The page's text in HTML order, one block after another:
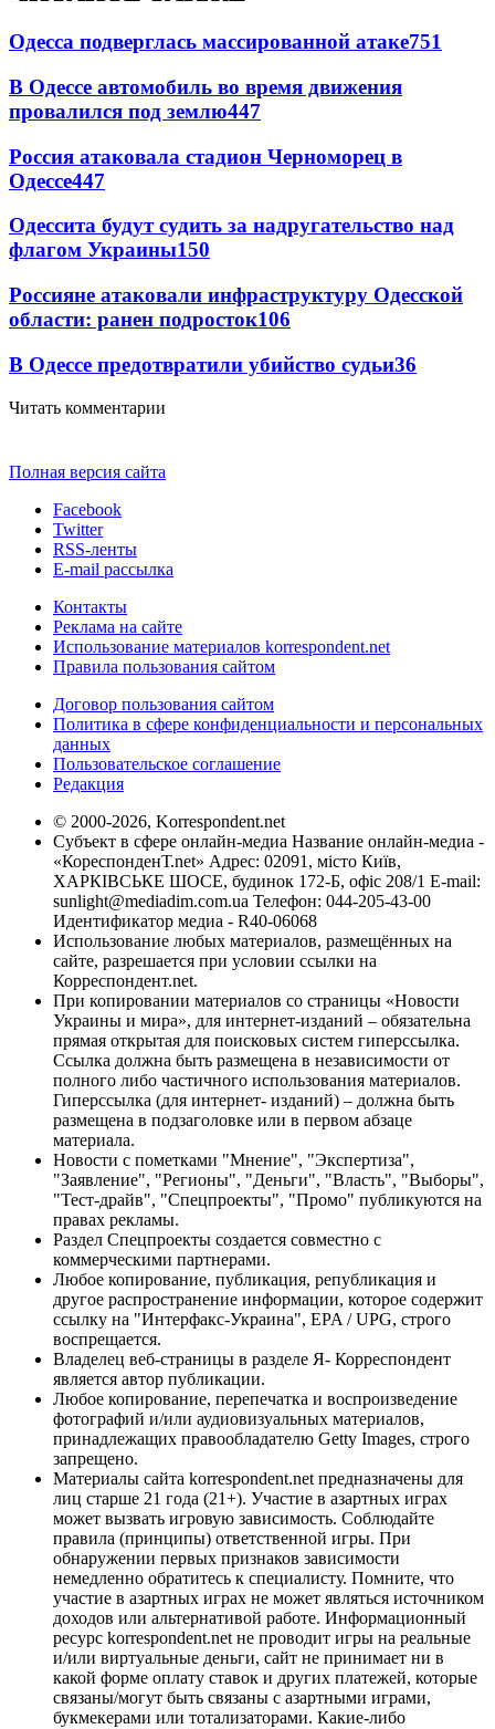
Одесса подверглась массированной атаке751
В Одессе автомобиль во время движения
провалился под землю447
Россия атаковала стадион Черноморец в
Одессе447
Одессита будут судить за надругательство над
флагом Украины150
Россияне атаковали инфраструктуру Одесской
области: ранен подросток106
В Одессе предотвратили убийство судьи36
Читать комментарии
Полная версия сайта
Facebook
Twitter
RSS-ленты
E-mail рассылка
Контакты
Реклама на сайте
Использование материалов korrespondent.net
Правила пользования сайтом
Договор пользования сайтом
Политика в сфере конфиденциальности и персональных
данных
Пользовательское соглашение
Редакция
© 2000-2026, Korrespondent.net
Субъект в сфере онлайн-медиа Название онлайн-медиа -
«КореспонденТ.net» Адрес: 02091, місто Київ,
ХАРКІВСЬКЕ ШОСЕ, будинок 172-Б, офіс 208/1 E-mail:
sunlight@mediadim.com.ua Телефон: 044-205-43-00
Идентификатор медиа - R40-06068
Использование любых материалов, размещённых на
сайте, разрешается при условии ссылки на
Корреспондент.net.
При копировании материалов со страницы «Новости
Украины и мира», для интернет-изданий – обязательна
прямая открытая для поисковых систем гиперссылка.
Ссылка должна быть размещена в независимости от
полного либо частичного использования материалов.
Гиперссылка (для интернет- изданий) – должна быть
размещена в подзаголовке или в первом абзаце
материала.
Новости с пометками "Мнение", "Экспертиза",
"Заявление", "Регионы", "Деньги", "Власть", "Выборы",
"Тест-драйв", "Спецпроекты", "Промо" публикуются на
правах рекламы.
Раздел Спецпроекты создается совместно с
коммерческими партнерами.
Любое копирование, публикация, републикация и
другое распространение информации, которое содержит
ссылку на "Интерфакс-Украина", EPA / UPG, строго
воспрещается.
Владелец веб-страницы в разделе Я- Корреспондент
является автор публикации.
Любое копирование, перепечатка и воспроизведение
фотографий и/или аудиовизуальных материалов,
принадлежащих правообладателю Getty Images, строго
запрещено.
Материалы сайта korrespondent.net предназначены для
лиц старше 21 года (21+). Участие в азартных играх
может вызвать игровую зависимость. Соблюдайте
правила (принципы) ответственной игры. При
обнаружении первых признаков зависимости
немедленно обратитесь к специалисту. Помните, что
участие в азартных играх не может являться источником
доходов или альтернативой работе. Информационный
ресурс korrespondent.net не проводит игры на реальные
и/или виртуальные деньги, сайт не принимает ни в
какой форме оплату ставок и других платежей, которые
связаны/могут быть связаны с азартными играми,
букмекерами или тотализаторами. Какие-либо